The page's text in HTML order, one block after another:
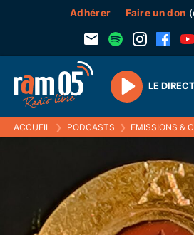
Adhérer Faire un don
Play
LE DIRECT
ACCUEIL ❯ PODCASTS ❯ EMISSIONS &